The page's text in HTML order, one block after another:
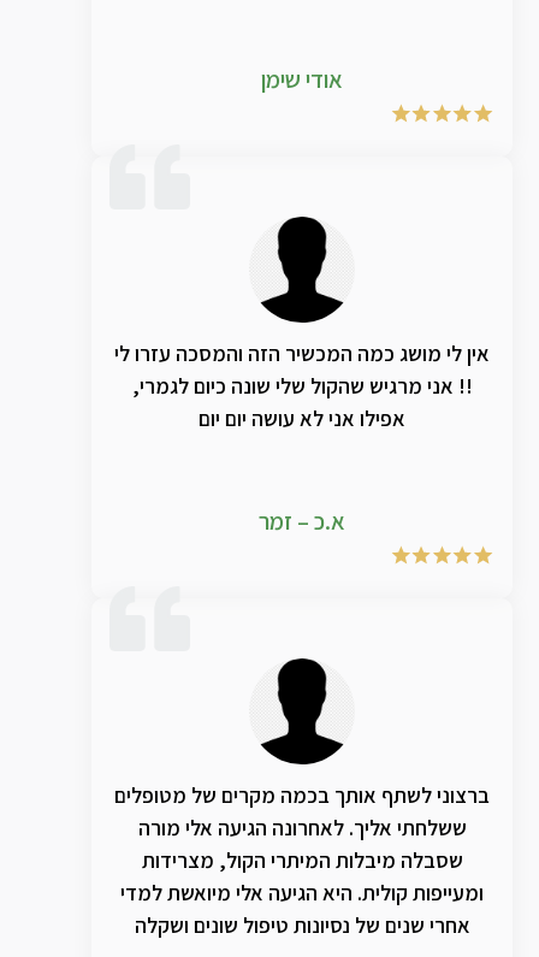
אודי שימן
אין לי מושג כמה המכשיר הזה והמסכה עזרו לי
!! אני מרגיש שהקול שלי שונה כיום לגמרי,
אפילו אני לא עושה יום יום
א.כ – זמר
ברצוני לשתף אותך בכמה מקרים של מטופלים
ששלחתי אליך. לאחרונה הגיעה אלי מורה
שסבלה מיבלות המיתרי הקול, מצרידות
ומעייפות קולית. היא הגיעה אלי מיואשת למדי
אחרי שנים של נסיונות טיפול שונים ושקלה